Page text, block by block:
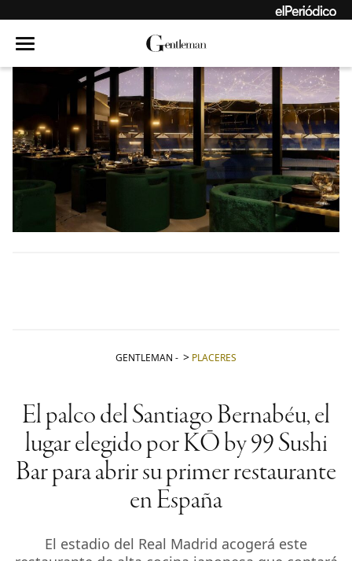
GENTLEMAN - PLACERES
El palco del Santiago Bernabéu, el
lugar elegido por KŌ by 99 Sushi
Bar para abrir su primer restaurante
en España
El estadio del Real Madrid acogerá este